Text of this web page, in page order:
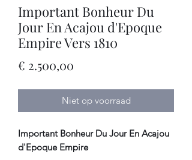
Important Bonheur Du
Jour En Acajou d'Epoque
Empire Vers 1810
€ 2.500,00
Niet op voorraad
Important Bonheur Du Jour En Acajou
d'Epoque Empire